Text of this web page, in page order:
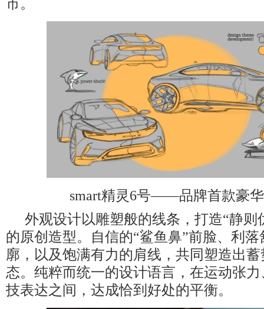
smart精灵6号——品牌首款豪
外观设计以雕塑般的线条，打造“静则
的原创造型。自信的“鲨鱼鼻”前脸、利
廓，以及饱满有力的肩线，共同塑造出
态。纯粹而统一的设计语言，在运动张
技表达之间，达成恰到好处的平衡。